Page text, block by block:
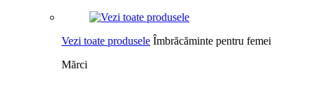
Vezi toate produsele Îmbrăcăminte pentru femei
Mărci